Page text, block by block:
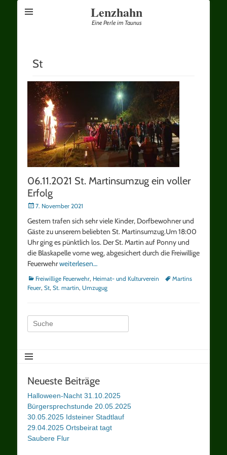
Lenzhahn
Eine Perle im Taunus
St
06.11.2021 St. Martinsumzug ein voller
Erfolg
Posted
7. November 2021
Gestern trafen sich sehr viele Kinder, Dorfbewohner und
Gäste zu unserem beliebten St. Martinsumzug.Um 18:00
Uhr ging es pünktlich los. Der St. Martin auf Ponny und
die Blaskapelle vorne weg, abgesichert durch die Freiwillige
Feuerwehrweiterlesen…
Kategorien
Freiwillige Feuerwehr, Heimat- und Kulturverein Schlagworte
Martins
Feuer, St, St. martin, Umzugug
Suche
nach:
Neueste Beiträge
Halloween-Nacht 31.10.2025
Bürgersprechstunde 20.05.2025
30.05.2025 Idsteiner Stadtlauf
29.04.2025 Ortsbeirat tagt
Saubere Flur